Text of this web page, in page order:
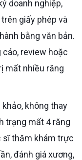
doanh nghiệp,
giấy phép và
bằng văn bản.
cáo, review hoặc
mất nhiều răng
trạng mất 4 răng
sĩ thăm khám trực
đánh giá xương,